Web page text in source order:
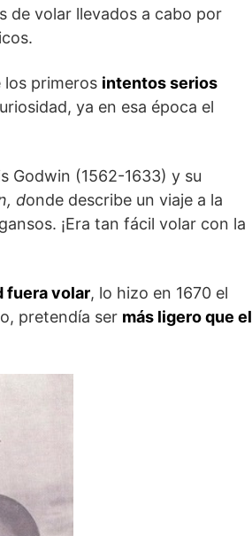
de volar llevados a cabo por
los primeros intentos serios
ya en esa época el
Godwin (1562-1633) y su
donde describe un viaje a la
¡Era tan fácil volar con la
fuera volar, lo hizo en 1670 el
pretendía ser más ligero que el